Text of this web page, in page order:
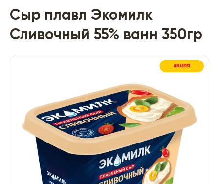
Сыр плавл Экомилк
Сливочный 55% ванн 350гр
АКЦИЯ